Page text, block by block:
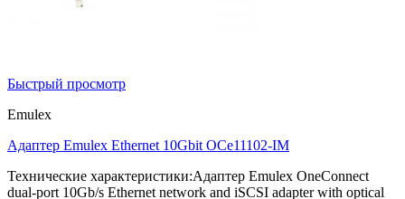
Быстрый просмотр
Emulex
Адаптер Emulex Ethernet 10Gbit OCe11102-IM
Технические характеристики:Адаптер Emulex OneConnect
dual-port 10Gb/s Ethernet network and iSCSI adapter with optical